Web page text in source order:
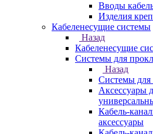
Вводы
Изделия
Кабеленесущие системы
Назад
Кабеленесущие
Системы для
Назад
Системы для
Аксессуары
Кабель-
аксессуары